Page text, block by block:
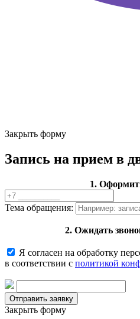
Закрыть форму
Запись на прием в
1.
Тема обращения:
2. Ожидать
Я согласен на обработку
в соответствии с политикой
Закрыть форму